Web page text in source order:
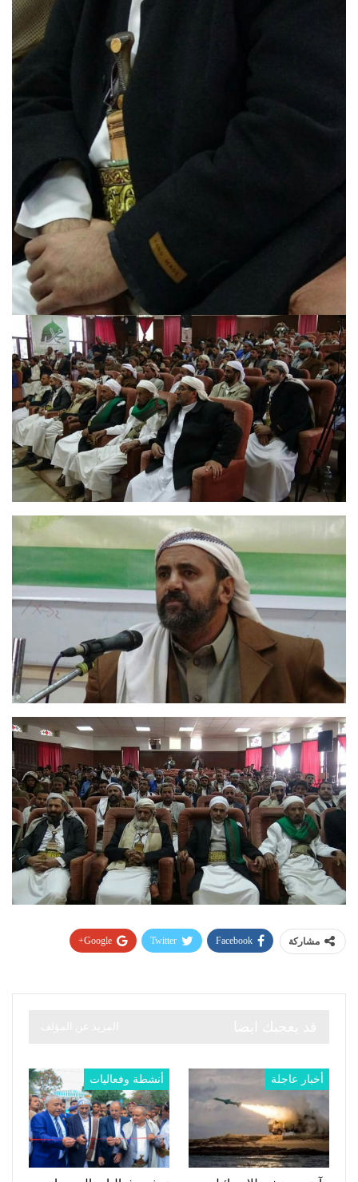
مشاركة Facebook
Twitter
Google+
أخبار عاجلة أنشطة وفعاليات